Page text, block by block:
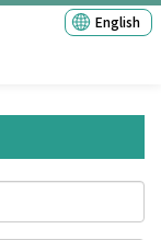
English